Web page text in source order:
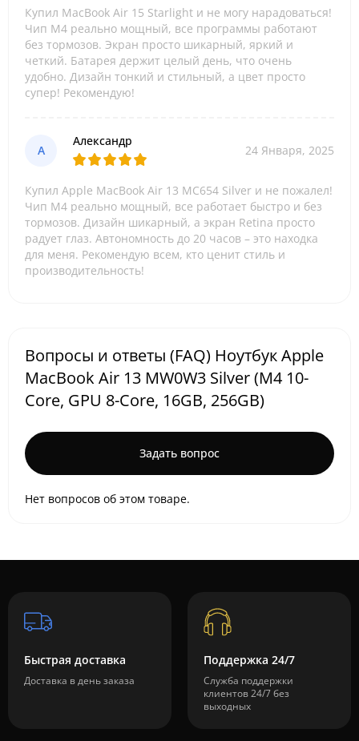
Купил MacBook Air 15 Starlight и не могу нарадоваться!
Чип M4 реально мощный, все программы работают
без тормозов. Экран просто шикарный, яркий и
четкий. Батарея держит целый день, что очень
удобно. Дизайн тонкий и стильный, а цвет просто
супер! Рекомендую!
А
Александр
24 Января, 2025
Купил Apple MacBook Air 13 MC654 Silver и не пожалел!
Чип M4 реально мощный, все работает быстро и без
тормозов. Дизайн шикарный, а экран Retina просто
радует глаз. Автономность до 20 часов – это находка
для меня. Рекомендую всем, кто ценит стиль и
производительность!
Вопросы и ответы (FAQ) Ноутбук Apple
MacBook Air 13 MW0W3 Silver (M4 10-
Core, GPU 8-Core, 16GB, 256GB)
Задать вопрос
Нет вопросов об этом товаре.
Быстрая доставка
Доставка в день заказа
Поддержка 24/7
Служба поддержки
клиентов 24/7 без
выходных